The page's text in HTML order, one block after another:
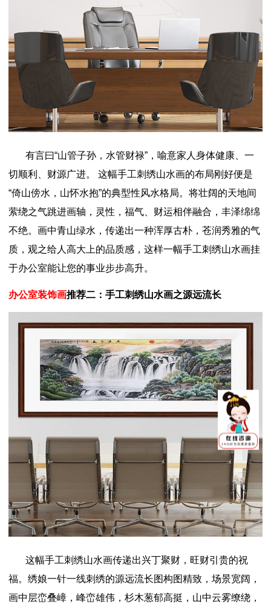
有言曰“山管子孙，水管财禄”，喻意家人身体健康、一
切顺利、财源广进。 这幅手工刺绣山水画的布局刚好便是
“倚山傍水，山怀水抱”的典型性风水格局。将壮阔的天地间
萦绕之气跳进画轴，灵性，福气、财运相伴融合，丰泽绵绵
不绝。画中青山绿水，传递出一种浑厚古朴，苍润秀雅的气
质，观之给人高大上的品质感，这样一幅手工刺绣山水画挂
于办公室能让您的事业步步高升。
办公室装饰画推荐二：手工刺绣山水画之源远流长
这幅手工刺绣山水画传递出兴丁聚财，旺财引贵的祝
福。绣娘一针一线刺绣的源远流长图构图精致，场景宽阔，
画中层峦叠嶂，峰峦雄伟，杉木葱郁高挺，山中云雾缭绕，